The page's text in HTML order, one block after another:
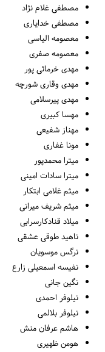
مصطفی غلام نژاد
مصطفی خدایاری
معصومه الیاسی
معصومه صفری
مهدی خرمائی پور
مهدی وقاری شورچه
مهدی پیرسلامی
مهسا کبیری
مهناز شفیعی
مونا غفاری
میترا محمدپور
میترا سادات امینی
میثم غلامی ابتکار
میثم شریف میرانی
میلاد قنادکارسرابی
ناهید طوقی عشقی
نرگس موسویان
نفیسه اسمعیلی زارع
نگین جانی
نیلوفر احمدی
نیلوفر بلالمی
هاشم عرفان منش
هومن ظهیری